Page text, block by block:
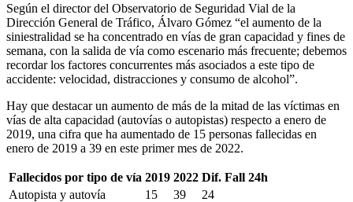
Según el director del Observatorio de Seguridad Vial de la
Dirección General de Tráfico, Álvaro Gómez “el aumento de la
siniestralidad se ha concentrado en vías de gran capacidad y fines de
semana, con la salida de vía como escenario más frecuente; debemos
recordar los factores concurrentes más asociados a este tipo de
accidente: velocidad, distracciones y consumo de alcohol”.
Hay que destacar un aumento de más de la mitad de las víctimas en
vías de alta capacidad (autovías o autopistas) respecto a enero de
2019, una cifra que ha aumentado de 15 personas fallecidas en
enero de 2019 a 39 en este primer mes de 2022.
Fallecidos por tipo de vía 2019 2022 Dif. Fall 24h
Autopista y autovía
15 39
24